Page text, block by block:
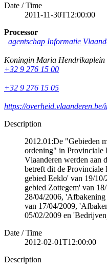
Date / Time
2011-11-30T12:00:00
Processor
agentschap Informatie
Koningin Maria Hendrikaplein
+32 9 276 15 00
+32 9 276 15 05
https://
Description
2012.01:De "Gebieden
ordening" in Provinciale
Vlaanderen werden aan
betreft dit de
gebied Eeklo' van 19/
gebied Zottegem' van
28/04/2006,
van 17/04/2009,
05/02/2009 en
Date / Time
2012-02-01T12:00:00
Description